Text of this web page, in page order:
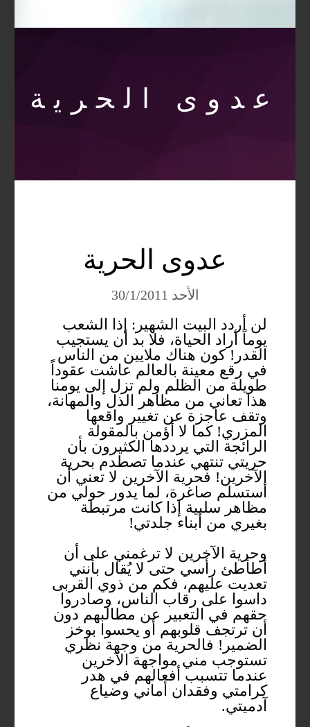
عدوى الحرية
عدوى الحرية
الأحد 30/1/2011
لن أردد البيت الشهير: إذا الشعب
يوماً أراد الحياة، فلا بد أن يستجيب
القدر! كون هناك ملايين من الناس
في رقع معينة بالعالم عاشت عقوداً
طويلة من الظلم ولم تزل إلى يومنا
هذا تعاني من مظاهر الذل والمهانة،
وتقف عاجزة عن تغيير واقعها
المزري! كما لا أؤمن بالمقولة
الرائجة التي يرددها الكثيرون بأن
حريتي تنتهي عندما تصطدم بحرية
الآخرين! فحرية الآخرين لا تعني أن
أستسلم صاغرة، لما يدور حولي من
مظاهر سلبية إذا كانت مرتبطة
بغيري من أبناء جلدتي!
وحرية الآخرين لا ترغمني على أن
أطأطئ رأسي حتى لا يُقال بأنني
تعديت عليهم، فكم من ذوي القربى
داسوا على رقاب الناس، وصادروا
حقهم في التعبير عن مطالبهم دون
أن ترتجف قلوبهم أو يحسوا بوخز
الضمير! فالحرية من وجهة نظري
تستوجب مني مواجهة الآخرين
عندما تتسبب أفعالهم في هدر
كرامتي وفقدان أماني وضياع
آدميتي.